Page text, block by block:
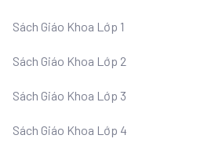
Sách Giáo Khoa Lớp 1
Sách Giáo Khoa Lớp 2
Sách Giáo Khoa Lớp 3
Sách Giáo Khoa Lớp 4